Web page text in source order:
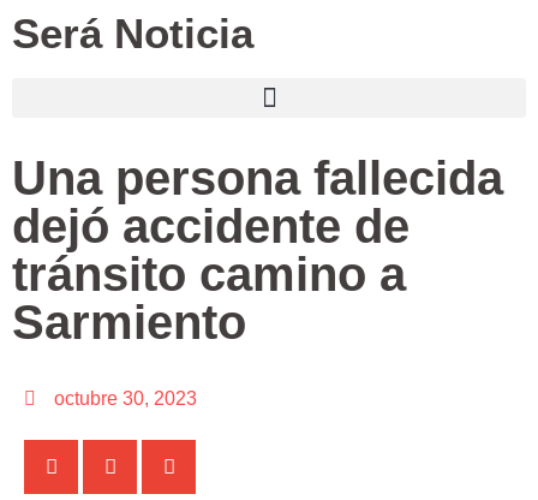
Será Noticia
Una persona fallecida
dejó accidente de
tránsito camino a
Sarmiento
octubre 30, 2023